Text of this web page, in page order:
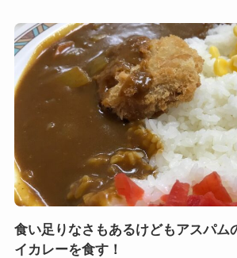
食い足りなさもあるけどもアスパム
イカレーを食す！